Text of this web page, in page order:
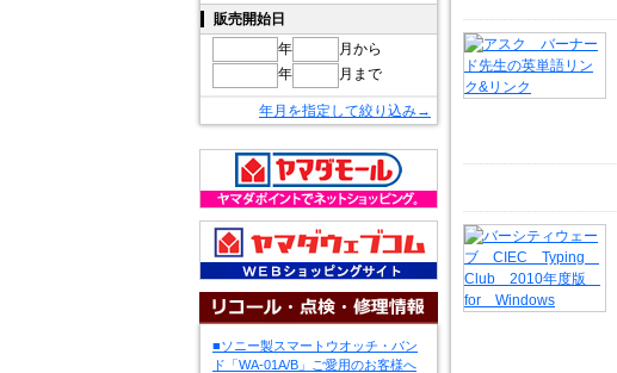
販売開始日
年
月から
年
月まで
年月を指定して絞り込み→
■ソニー製スマートウオッチ・バン
ド「WA-01A/B」ご愛用のお客様へ